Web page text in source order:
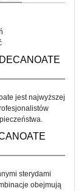
jest najwyższej
sterydami
obejmują